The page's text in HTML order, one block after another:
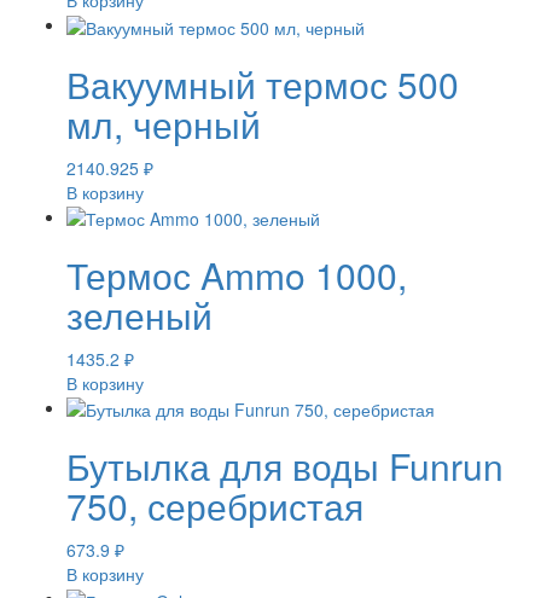
Вакуумный термос 500
мл, черный
2140.925 ₽
В корзину
Термос Ammo 1000,
зеленый
1435.2 ₽
В корзину
Бутылка для воды Funrun
750, серебристая
673.9 ₽
В корзину